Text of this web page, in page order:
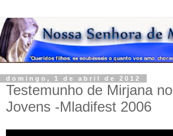
domingo, 1 de abril de 2012
Testemunho de Mirjana
Jovens -Mladifest 2006